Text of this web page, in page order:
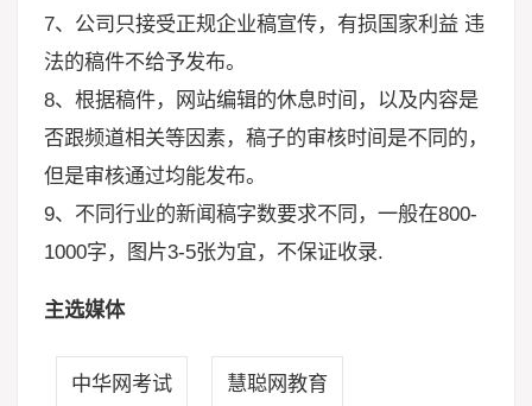
7、公司只接受正规企业稿宣传，有损国家利益 违
法的稿件不给予发布。
8、根据稿件，网站编辑的休息时间，以及内容是
否跟频道相关等因素，稿子的审核时间是不同的，
但是审核通过均能发布。
9、不同行业的新闻稿字数要求不同，一般在800-
1000字，图片3-5张为宜，不保证收录.
主选媒体
中华网考试 慧聪网教育